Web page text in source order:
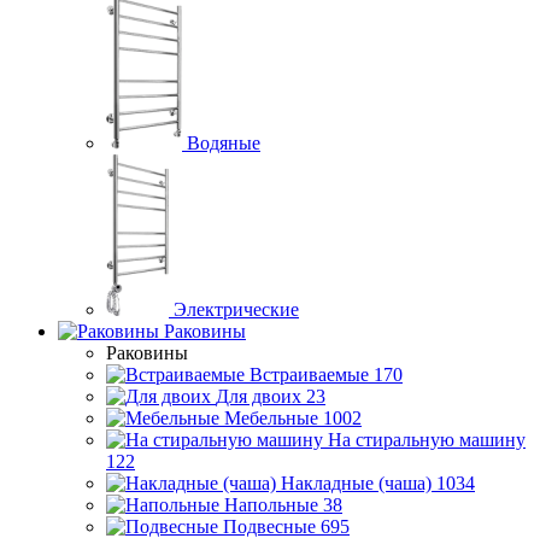
Водяные
Электрические
Раковины
Раковины
Встраиваемые 170
Для двоих 23
Мебельные 1002
На стиральную машину
122
Накладные (чаша) 1034
Напольные 38
Подвесные 695